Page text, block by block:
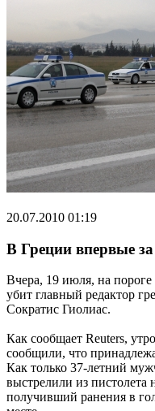
20.07.2010 01:19
В Греции впервые
Вчера, 19 июля, на
убит главный редактор
Сократис Гиолиас.
Как сообщает Reuters,
сообщили, что
Как только 37-летний
выстрелили из пистолета
получивший ранения в